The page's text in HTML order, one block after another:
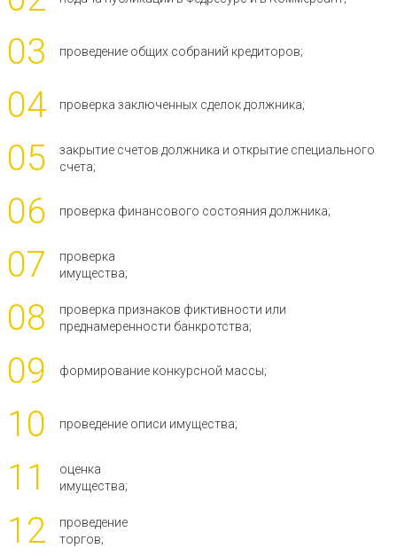
03 проведение общих собраний кредиторов;
04 проверка заключенных сделок должника;
05
закрытие счетов должника и открытие специального
счета;
06 проверка финансового состояния должника;
07
проверка
имущества;
08
проверка признаков фиктивности или
преднамеренности банкротства;
09 формирование конкурсной массы;
10 проведение описи имущества;
11
оценка
имущества;
12
проведение
торгов;